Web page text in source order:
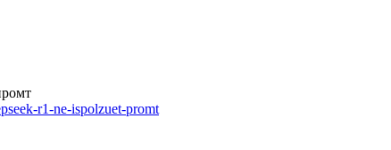
r1-ne-ispolzuet-promt